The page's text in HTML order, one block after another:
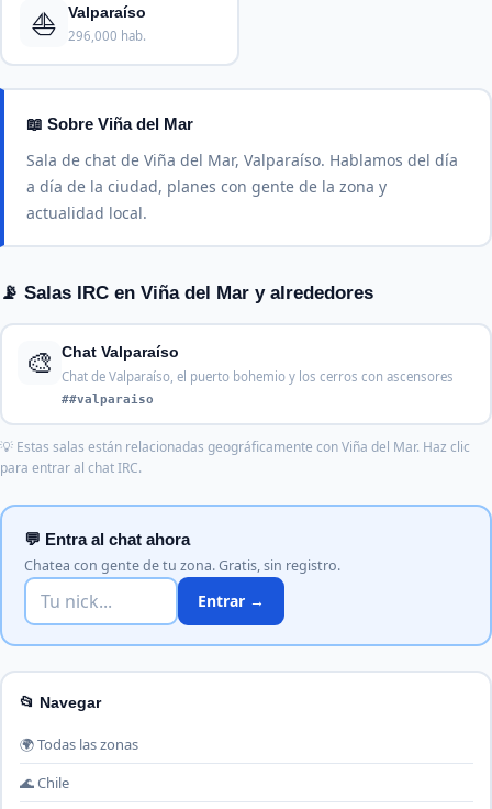
⛵ Valparaíso
296,000 hab.
📖 Sobre Viña del Mar
Sala de chat de Viña del Mar, Valparaíso. Hablamos del día
a día de la ciudad, planes con gente de la zona y
actualidad local.
📡 Salas IRC en Viña del Mar y alrededores
🎨
Chat Valparaíso
Chat de Valparaíso, el puerto bohemio y los cerros con ascensores
##valparaiso
💡 Estas salas están relacionadas geográficamente con Viña del Mar. Haz clic
para entrar al chat IRC.
💬 Entra al chat ahora
Chatea con gente de tu zona. Gratis, sin registro.
Entrar →
📂 Navegar
🌍 Todas las zonas
🌊 Chile